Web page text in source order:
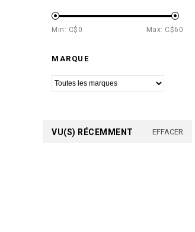
Min: C$ 0 Max: C$60
MARQUE
VU(S) RÉCEMMENT EFFACER